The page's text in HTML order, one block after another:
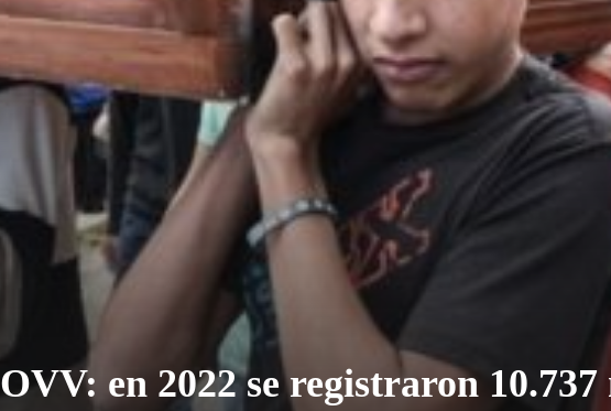
OVV: en 2022 se registraron